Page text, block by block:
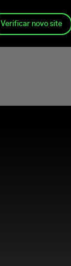
Verificar novo site